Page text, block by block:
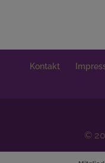
Kontakt
©